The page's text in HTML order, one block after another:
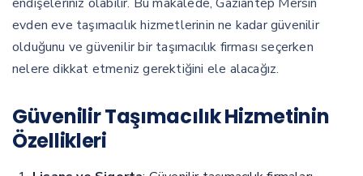
evden eve taşımacılık hizmetlerinin ne kadar güvenilir
olduğunu ve güvenilir bir taşımacılık firması seçerken
nelere dikkat etmeniz gerektiğini ele alacağız.
Güvenilir Taşımacılık Hizmetinin
Özellikleri